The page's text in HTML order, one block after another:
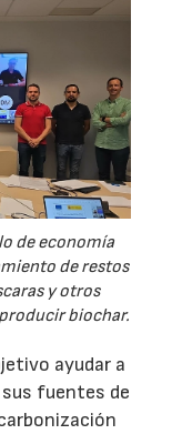
de economía
de restos
y otros
biochar.
ayudar a
fuentes de